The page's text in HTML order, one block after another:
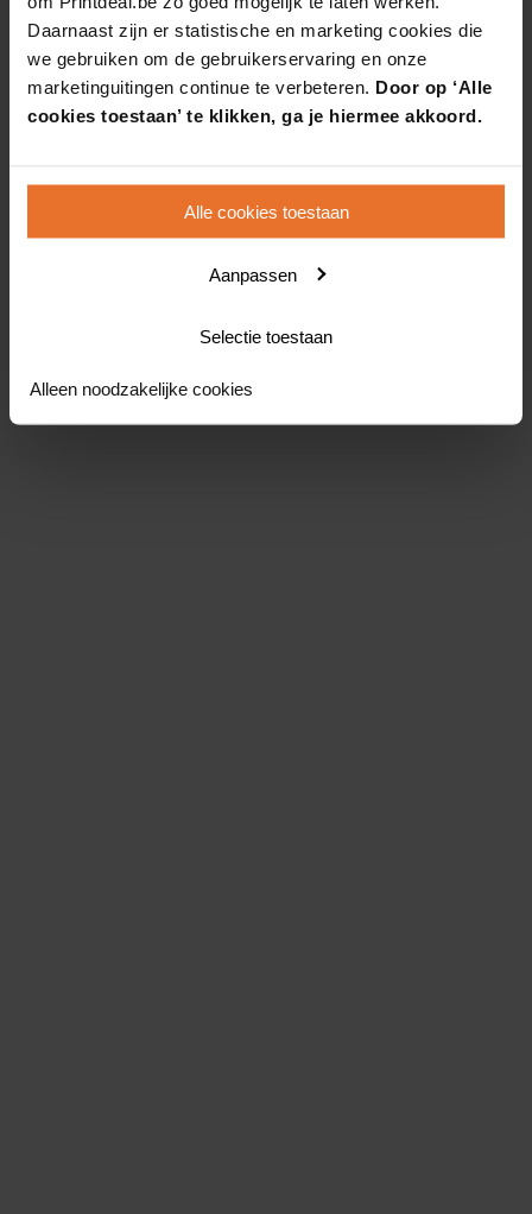
Daarnaast zijn er statistische en marketing cookies die
we gebruiken om de gebruikerservaring en onze
marketinguitingen continue te verbeteren. Door op ‘Alle
cookies toestaan’ te klikken, ga je hiermee akkoord.
Alle cookies toestaan
Aanpassen
Selectie toestaan
Alleen noodzakelijke cookies